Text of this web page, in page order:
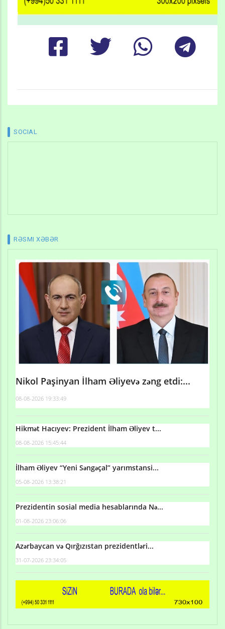
SOCIAL
RƏSMI XƏBƏR
Nikol Paşinyan İlham Əliyevə zəng etdi:...
08-08-2026 19:33:49
Hikmət Hacıyev: Prezident İlham Əliyev t...
08-08-2026 15:45:44
İlham Əliyev “Yeni Səngəçal” yarımstansi...
05-08-2026 13:38:21
Prezidentin sosial media hesablarında Nə...
01-08-2026 23:06:06
Azərbaycan və Qırğızıstan prezidentləri...
31-07-2026 23:34:05